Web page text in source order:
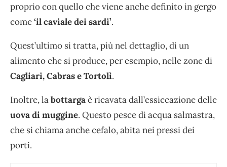
proprio con quello che viene anche definito in gergo
come‘il caviale dei sardi’.
Quest’ultimo si tratta, più nel dettaglio, di un
alimento che si produce, per esempio, nelle zone di
Cagliari, Cabras e Tortolì.
Inoltre, labottargaè ricavata dall’essiccazione delle
uova di muggine. Questo pesce di acqua salmastra,
che si chiama anche cefalo, abita nei pressi dei
porti.